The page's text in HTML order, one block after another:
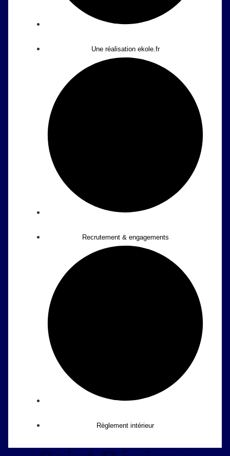
Une réalisation ekole.fr
Recrutement & engagements
Règlement intérieur